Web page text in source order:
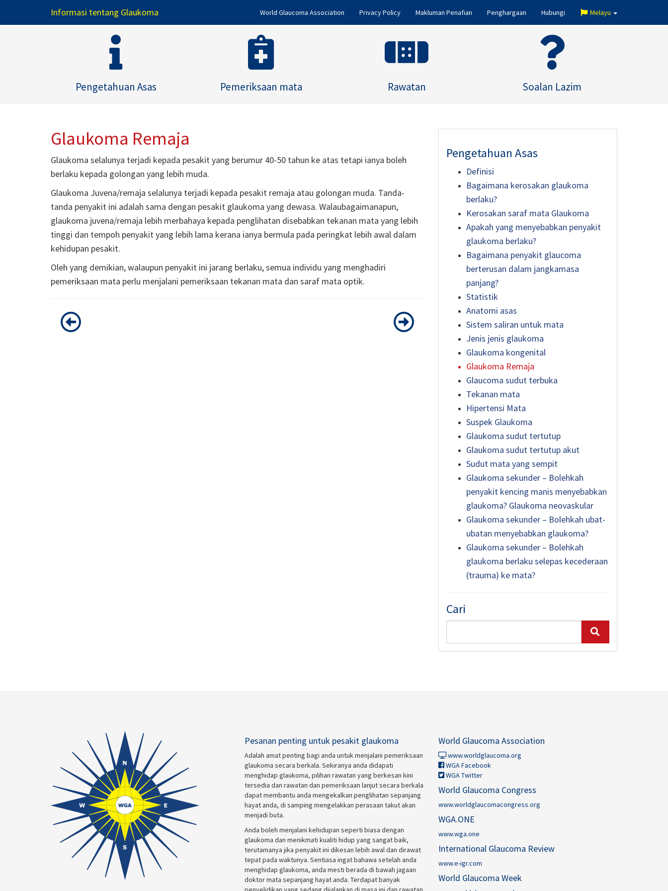
Informasi tentang Glaukoma World Glaucoma Association Privacy Policy Makluman Penafian Penghargaan Hubungi Melayu
Pengetahuan Asas Pemeriksaan mata Rawatan Soalan Lazim
Glaukoma Remaja
Glaukoma selalunya terjadi kepada pesakit yang berumur 40-50 tahun ke atas tetapi ianya boleh
berlaku kepada golongan yang lebih muda.
Glaukoma Juvena/remaja selalunya terjadi kepada pesakit remaja atau golongan muda. Tanda-
tanda penyakit ini adalah sama dengan pesakit glaukoma yang dewasa. Walaubagaimanapun,
glaukoma juvena/remaja lebih merbahaya kepada penglihatan disebabkan tekanan mata yang lebih
tinggi dan tempoh penyakit yang lebih lama kerana ianya bermula pada peringkat lebih awal dalam
kehidupan pesakit.
Oleh yang demikian, walaupun penyakit ini jarang berlaku, semua individu yang menghadiri
pemeriksaan mata perlu menjalani pemeriksaan tekanan mata dan saraf mata optik.
Pengetahuan Asas
Definisi
Bagaimana kerosakan glaukoma
berlaku?
Kerosakan saraf mata Glaukoma
Apakah yang menyebabkan penyakit
glaukoma berlaku?
Bagaimana penyakit glaucoma
berterusan dalam jangkamasa
panjang?
Statistik
Anatomi asas
Sistem saliran untuk mata
Jenis jenis glaukoma
Glaukoma kongenital
Glaukoma Remaja
Glaucoma sudut terbuka
Tekanan mata
Hipertensi Mata
Suspek Glaukoma
Glaukoma sudut tertutup
Glaukoma sudut tertutup akut
Sudut mata yang sempit
Glaukoma sekunder – Bolehkah
penyakit kencing manis menyebabkan
glaukoma? Glaukoma neovaskular
Glaukoma sekunder – Bolehkah ubat-
ubatan menyebabkan glaukoma?
Glaukoma sekunder – Bolehkah
glaukoma berlaku selepas kecederaan
(trauma) ke mata?
Cari
Pesanan penting untuk pesakit glaukoma
Adalah amat penting bagi anda untuk menjalani pemeriksaan
glaukoma secara berkala. Sekiranya anda didapati
menghidap glaukoma, pilihan rawatan yang berkesan kini
tersedia dan rawatan dan pemeriksaan lanjut secara berkala
dapat membantu anda mengekalkan penglihatan sepanjang
hayat anda, di samping mengelakkan perasaan takut akan
menjadi buta.
Anda boleh menjalani kehidupan seperti biasa dengan
glaukoma dan menikmati kualiti hidup yang sangat baik,
terutamanya jika penyakit ini dikesan lebih awal dan dirawat
tepat pada waktunya. Sentiasa ingat bahawa setelah anda
menghidap glaukoma, anda mesti berada di bawah jagaan
doktor mata sepanjang hayat anda. Terdapat banyak
World Glaucoma Association
www.worldglaucoma.org
WGA Facebook
WGA Twitter
World Glaucoma Congress
www.worldglaucomacongress.org
WGA.ONE
www.wga.one
International Glaucoma Review
www.e-igr.com
World Glaucoma Week